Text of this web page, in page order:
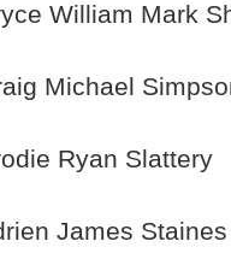
William Mark
Michael
Ryan Slattery
James Staines